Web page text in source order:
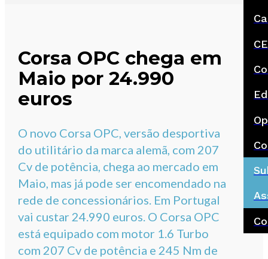
Corsa OPC chega em
Maio por 24.990
euros
O novo Corsa OPC, versão desportiva
do utilitário da marca alemã, com 207
Cv de potência, chega ao mercado em
Maio, mas já pode ser encomendado na
rede de concessionários. Em Portugal
vai custar 24.990 euros. O Corsa OPC
está equipado com motor 1.6 Turbo
com 207 Cv de potência e 245 Nm de